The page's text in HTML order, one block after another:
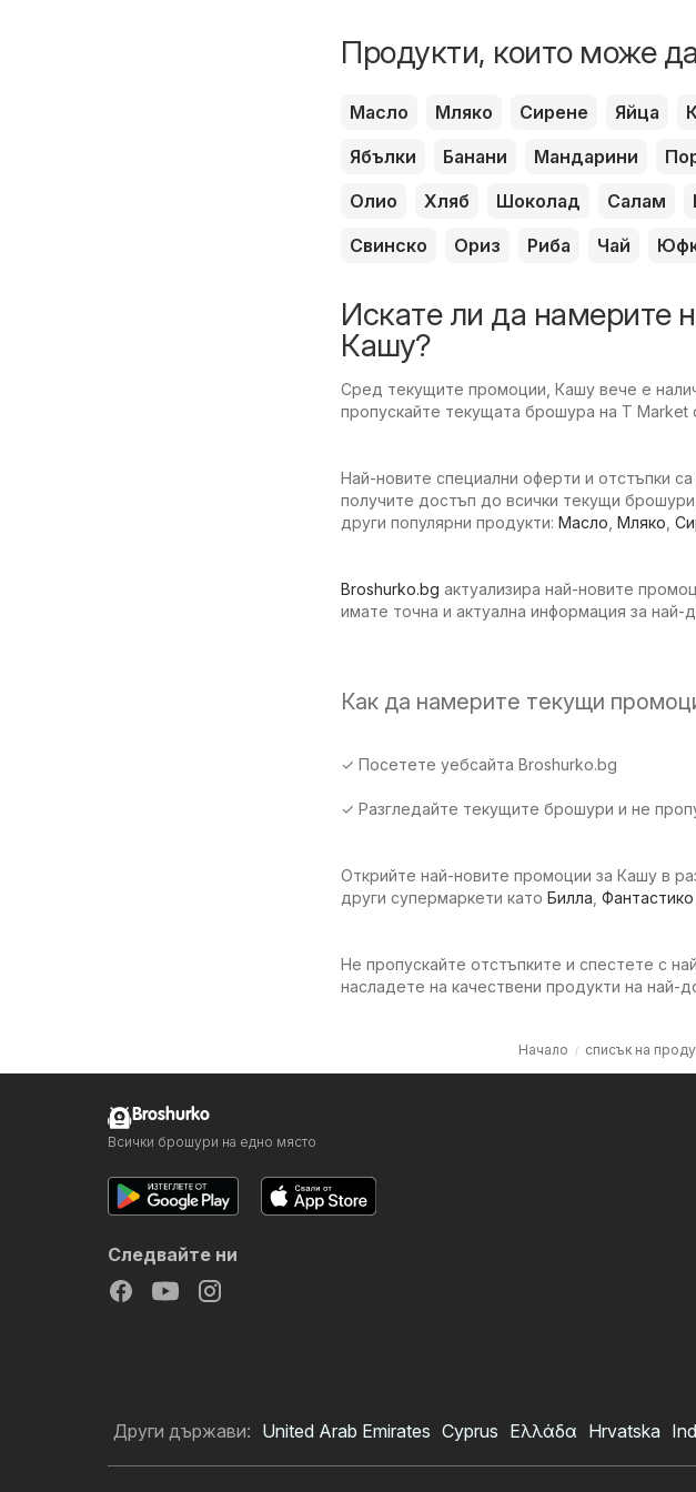
Продукти, които може
Масло Мляко Сирене Яйца
Ябълки
Банани Мандарини
Олио
Хляб Шоколад Салам
Свинско
Ориз Риба Чай
Искате ли да намерите
Кашу?
Сред текущите промоции, Кашу вече е
пропускайте текущата брошура на T Market
Най-новите специални оферти и отстъпки
получите достъп до всички текущи
други популярни продукти: Масло Мляко
Broshurko.bg актуализира най-новите
имате точна и актуална информация за най-
Как да намерите текущи
✓ Посетете уебсайта Broshurko.bg
✓ Разгледайте текущите брошури и не
Открийте най-новите промоции за Кашу в
други супермаркети като Билла Фантастико
Не пропускайте отстъпките и спестете с
насладете на качествени продукти на най-
Начало списък на
Broshurko
Всички брошури на едно място
Следвайте ни
Други държави: United Arab Emirates Cyprus Ελλάδα Hrvatska